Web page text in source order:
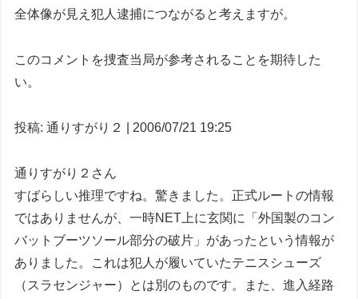
全体像が見え犯人逮捕につながると考えますが。
このコメントを捜査当局が参考されることを期待した
い。
投稿: 通りすがり２ | 2006/07/21 19:25
通りすがり２さん
すばらしい推理ですね。驚きました。正式ルートの情報
ではありませんが、一時NET上に玄関に「外国製のコン
バットブーツソール部分の破片」があったという情報が
ありました。これは犯人が履いていたテニスシューズ
（スラセンジャー）とは別のものです。また、進入経路